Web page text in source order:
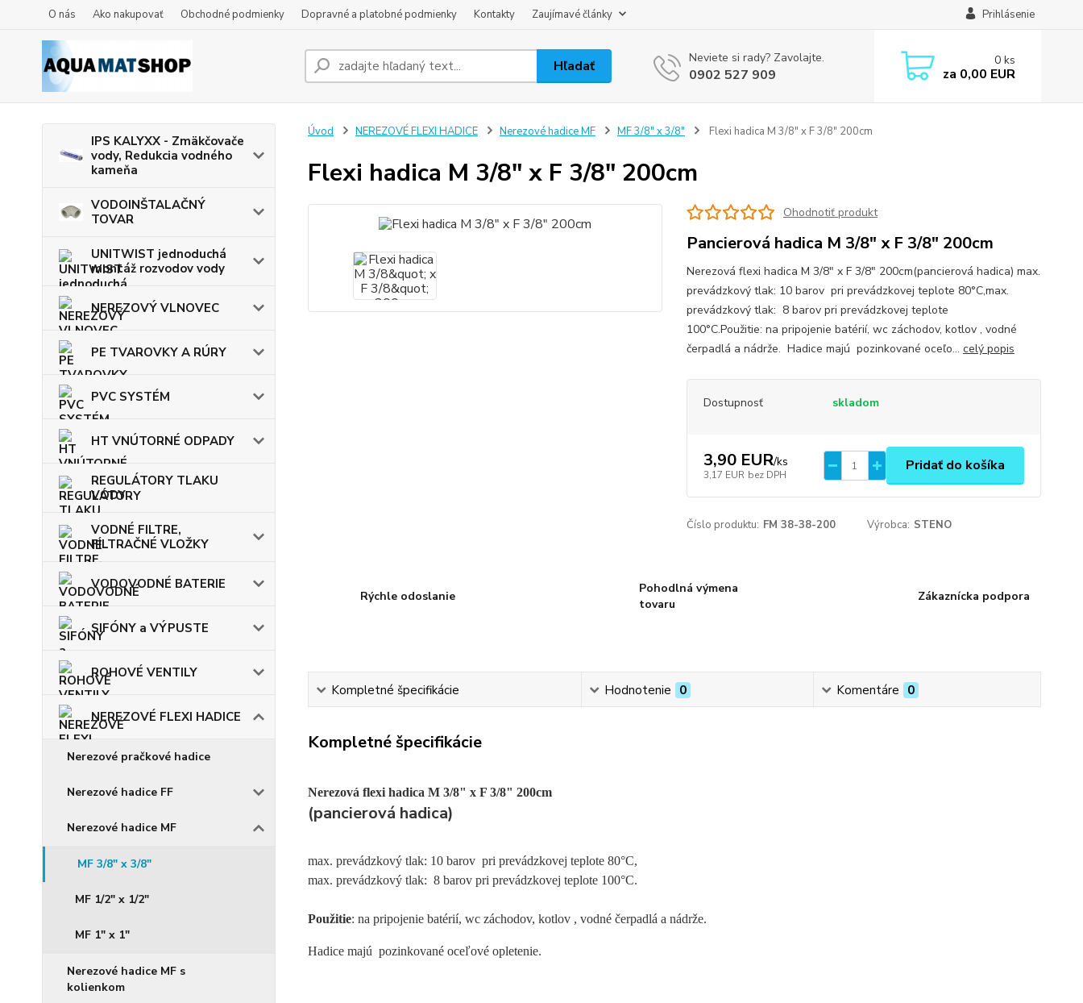
O nás Ako nakupovať Obchodné podmienky Dopravné a platobné podmienky Kontakty Zaujímavé články Prihlásenie
Hľadať Neviete si rady? Zavolajte.
0902 527 909
0 ks
za 0,00 EUR
IPS KALYXX - Zmäkčovače
vody, Redukcia vodného
kameňa
VODOINŠTALAČNÝ
TOVAR
UNITWIST jednoduchá
montáž rozvodov vody
NEREZOVÝ VLNOVEC
PE TVAROVKY A RÚRY
PVC SYSTÉM
HT VNÚTORNÉ ODPADY
REGULÁTORY TLAKU
VODY
VODNÉ FILTRE,
FILTRAČNÉ VLOŽKY
VODOVODNÉ BATERIE
SIFÓNY a VÝPUSTE
ROHOVÉ VENTILY
NEREZOVÉ FLEXI HADICE
Nerezové pračkové hadice
Nerezové hadice FF
Nerezové hadice MF
MF 3/8" x 3/8"
MF 1/2" x 1/2"
MF 1" x 1"
Nerezové hadice MF s
kolienkom
Úvod NEREZOVÉ FLEXI HADICE Nerezové hadice MF MF 3/8" x 3/8" Flexi hadica M 3/8" x F 3/8" 200cm
Flexi hadica M 3/8" x F 3/8" 200cm
Ohodnotiť produkt
Pancierová hadica M 3/8" x F 3/8" 200cm
Nerezová flexi hadica M 3/8" x F 3/8" 200cm(pancierová hadica) max.
prevádzkový tlak: 10 barov pri prevádzkovej teplote 80°C,max.
prevádzkový tlak: 8 barov pri prevádzkovej teplote
100°C.Použitie: na pripojenie batérií, wc záchodov, kotlov , vodné
čerpadlá a nádrže. Hadice majú pozinkované oceľo... celý popis
Dostupnosť skladom
3,90 EUR/ks
3,17 EUR bez DPH
Pridať do košíka
Číslo produktu: FM 38-38-200 Výrobca: STENO
Rýchle odoslanie
Pohodlná výmena
tovaru
Zákaznícka podpora
Kompletné špecifikácie Hodnotenie 0 Komentáre 0
Kompletné špecifikácie
Nerezová flexi hadica M 3/8" x F 3/8" 200cm
(pancierová hadica)
max. prevádzkový tlak: 10 barov pri prevádzkovej teplote 80°C,
max. prevádzkový tlak: 8 barov pri prevádzkovej teplote 100°C.
Použitie: na pripojenie batérií, wc záchodov, kotlov , vodné čerpadlá a nádrže.
Hadice majú pozinkované oceľové opletenie.